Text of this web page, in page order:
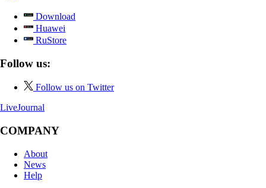
Download
Huawei
RuStore
Follow us:
Follow us on Twitter
LiveJournal
COMPANY
About
News
Help